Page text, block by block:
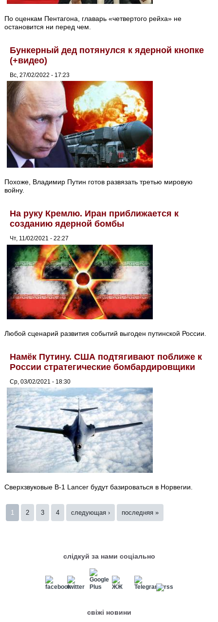
По оценкам Пентагона, главарь «четвертого рейха» не
остановится ни перед чем.
Бункерный дед потянулся к ядерной кнопке
(+видео)
Вс, 27/02/2022 - 17:23
Похоже, Владимир Путин готов развязать третью мировую
войну.
На руку Кремлю. Иран приближается к
созданию ядерной бомбы
Чт, 11/02/2021 - 22:27
Любой сценарий развития событий выгоден путинской России.
Намёк Путину. США подтягивают поближе к
России стратегические бомбардировщики
Ср, 03/02/2021 - 18:30
Сверхзвуковые B-1 Lancer будут базироваться в Норвегии.
Страницы
1 2 3 4 следующая › последняя »
слідкуй за нами соціально
свіжі новини